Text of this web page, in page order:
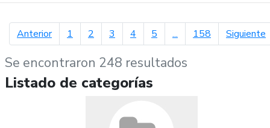
Anteriorpágina anterior
1 2 3 4 5 ... 158 Siguiente
Se encontraron 248 resultados
Listado de categorías